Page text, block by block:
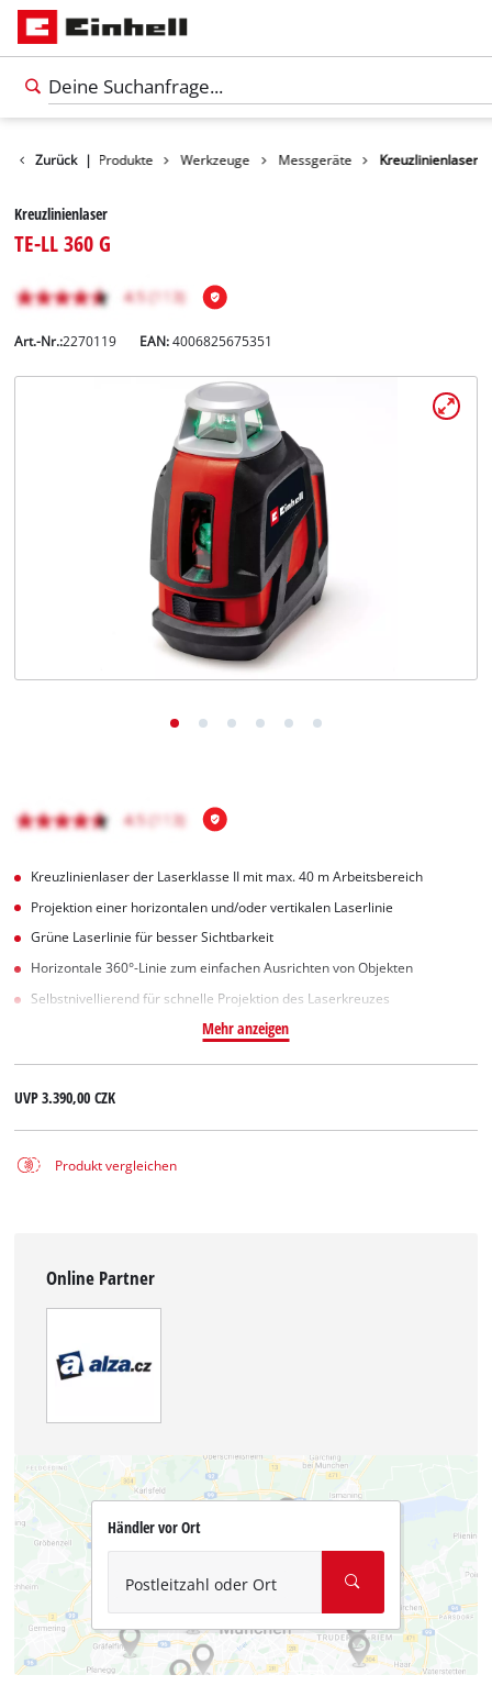
Zurück | Produkte Werkzeuge Messgeräte Kreuzlinienlaser
Kreuzlinienlaser
TE-LL 360 G
Art.-Nr.:2270119 EAN:4006825675351
Kreuzlinienlaser der Laserklasse II mit max. 40 m Arbeitsbereich
Projektion einer horizontalen und/oder vertikalen Laserlinie
Grüne Laserlinie für besser Sichtbarkeit
Horizontale 360°-Linie zum einfachen Ausrichten von Objekten
Selbstnivellierend für schnelle Projektion des Laserkreuzes
Mehr anzeigen
UVP3.390,00 CZK
Produkt vergleichen
Online Partner
Händler vor Ort
Postleitzahl oder Ort